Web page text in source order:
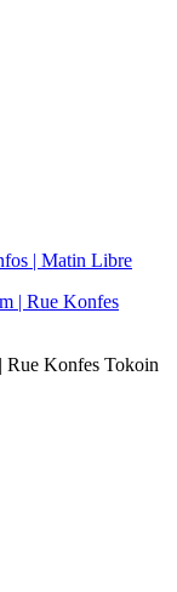
| Matin Libre
Rue Konfes Tokoin